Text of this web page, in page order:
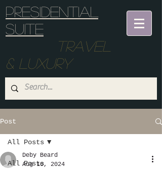
Presidential
suite
Travel
& Luxury
Post
All Posts
All Posts
Deby Beard
Aug 10, 2024